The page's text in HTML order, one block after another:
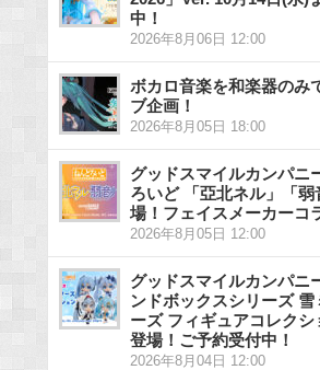
中！
2026年8月06日 12:00
ボカロ音楽を和楽器のみ
ブ企画！
2026年8月05日 18:00
グッドスマイルカンパニ
ろいど 「亞北ネル」「弱
場！フェイスメーカーコ
2026年8月05日 12:00
グッドスマイルカンパニ
ンドボックスシリーズ 雪
ーズ フィギュアコレクシ
登場！ご予約受付中！
2026年8月04日 12:00